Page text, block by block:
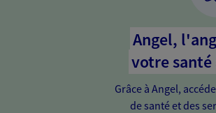
Angel,
votre
Grâce à Angel,
de santé et des